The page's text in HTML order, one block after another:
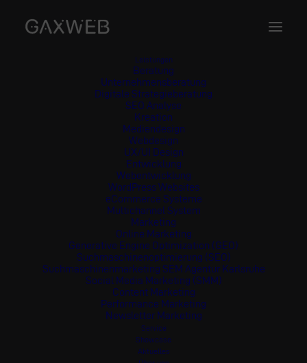
Leistungen
Beratung
Unternehmensberatung
Digitale Strategieberatung
SEO Analyse
Kreation
Mediendesign
Webdesign
UX/UI Design
Entwicklung
Webentwicklung
WordPress Websites
eCommerce Systeme
Multichannel System
Marketing
Online Marketing
Generative Engine Optimization (GEO)
Suchmaschinenoptimierung (SEO)
Suchmaschinenmarketing SEM Agentur Karlsruhe
Social Media Marketing (SMM)
Content Marketing
Performance Marketing
Newsletter Marketing
Service
Showcase
Aktuelles